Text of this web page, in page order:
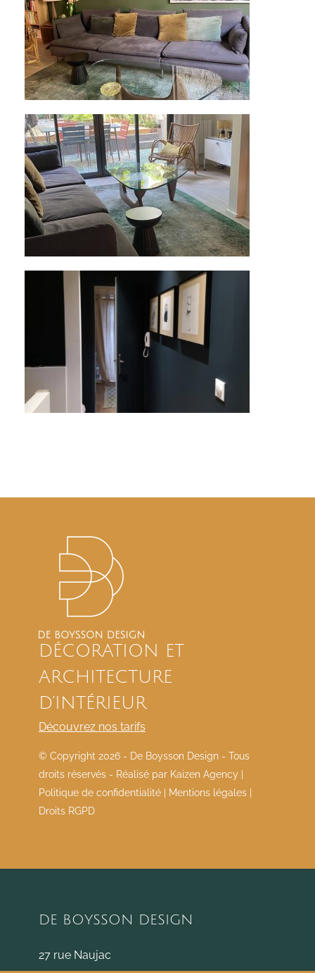
DÉCORATION ET
ARCHITECTURE
D’INTÉRIEUR
Découvrez nos tarifs
© Copyright 2026 - De Boysson Design - Tous
droits réservés - Réalisé par Kaizen Agency
Politique de confidentialité
Mentions légales
Droits RGPD
DE BOYSSON DESIGN
27 rue Naujac